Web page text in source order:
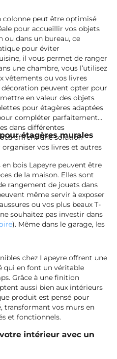
colonne peut être optimisé
pour accueillir vos objets
ou dans un bureau, ce
pour éviter
il vous permet de ranger
une chambre, vous l’utilisez
vêtements ou vos livres
décoration peuvent opter pour
en valeur des objets
pour étagères adaptées
compléter parfaitement
dans différentes
offrent une solution
vos livres et autres
étagères murales
bois Lapeyre peuvent être
de la maison. Elles sont
rangement de jouets dans
même servir à exposer
ou vos plus beaux T-
souhaitez pas investir dans
). Même dans le garage, les
chez Lapeyre offrent une
qui en font un véritable
Grâce à une finition
aussi bien aux intérieurs
produit est pensé pour
transformant vos murs en
et fonctionnels.
intérieur avec un